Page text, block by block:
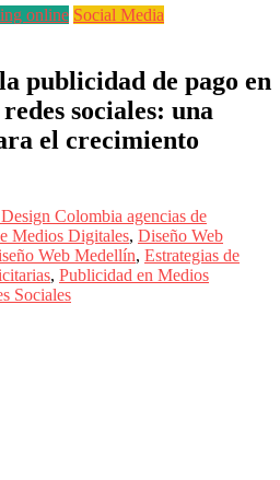
online Social Media
publicidad de pago en
sociales: una
el crecimiento
Colombia agencias de
Medios Digitales, Diseño Web
Web Medellín, Estrategias de
, Publicidad en Medios
Sociales